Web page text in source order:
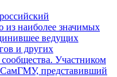
наиболее значимых
ведущих
и других
Участником
представивший